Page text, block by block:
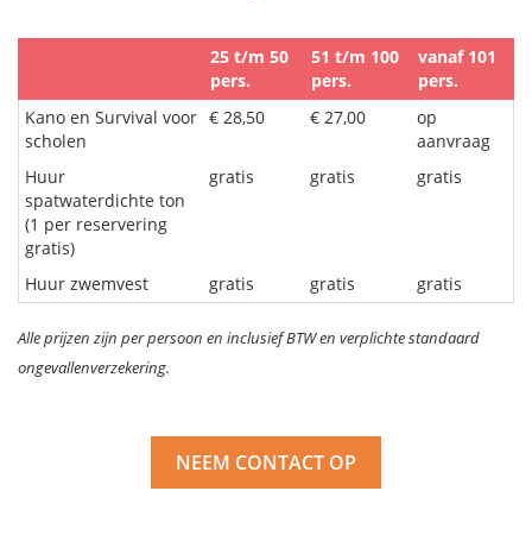
25 t/m 50
pers.
51 t/m 100
pers.
vanaf 101
pers.
Kano en Survival voor
scholen
€ 28,50 € 27,00
op
aanvraag
Huur
spatwaterdichte ton
(1 per reservering
gratis)
gratis gratis gratis
Huur zwemvest gratis gratis gratis
Alle prijzen zijn per persoon en inclusief BTW en verplichte standaard
ongevallenverzekering.
NEEM CONTACT OP